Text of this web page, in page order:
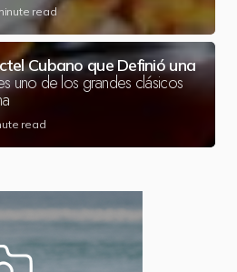
read
Cubano que Definió una
uno de los grandes clásicos
read